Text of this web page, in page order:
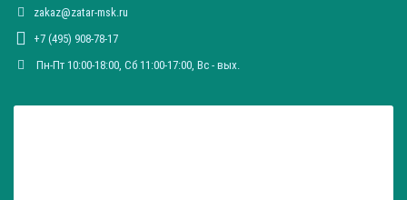
zakaz@zatar-msk.ru
+7 (495) 908-78-17
Пн-Пт 10:00-18:00, Сб 11:00-17:00, Вc - вых.